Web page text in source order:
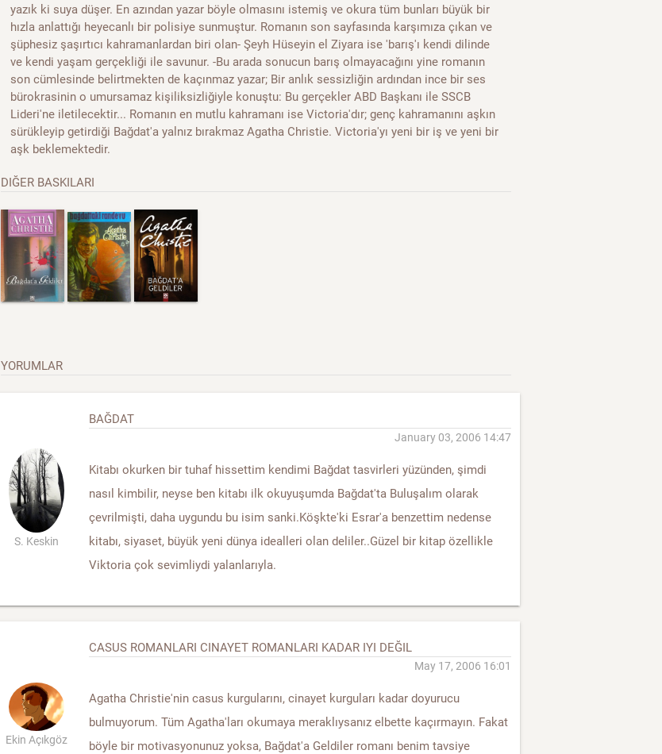
yazık ki suya düşer. En azından yazar böyle olmasını istemiş ve okura tüm bunları büyük bir
hızla anlattığı heyecanlı bir polisiye sunmuştur. Romanın son sayfasında karşımıza çıkan ve
şüphesiz şaşırtıcı kahramanlardan biri olan- Şeyh Hüseyin el Ziyara ise 'barış'ı kendi dilinde
ve kendi yaşam gerçekliği ile savunur. -Bu arada sonucun barış olmayacağını yine romanın
son cümlesinde belirtmekten de kaçınmaz yazar; Bir anlık sessizliğin ardından ince bir ses
bürokrasinin o umursamaz kişiliksizliğiyle konuştu: Bu gerçekler ABD Başkanı ile SSCB
Lideri'ne iletilecektir... Romanın en mutlu kahramanı ise Victoria'dır; genç kahramanını aşkın
sürükleyip getirdiği Bağdat'a yalnız bırakmaz Agatha Christie. Victoria'yı yeni bir iş ve yeni bir
aşk beklemektedir.
DIĞER BASKILARI
YORUMLAR
S. Keskin
BAĞDAT
January 03, 2006 14:47
Kitabı okurken bir tuhaf hissettim kendimi Bağdat tasvirleri yüzünden, şimdi
nasıl kimbilir, neyse ben kitabı ilk okuyuşumda Bağdat'ta Buluşalım olarak
çevrilmişti, daha uygundu bu isim sanki.Köşkte'ki Esrar'a benzettim nedense
kitabı, siyaset, büyük yeni dünya idealleri olan deliler..Güzel bir kitap özellikle
Viktoria çok sevimliydi yalanlarıyla.
Ekin Açıkgöz
CASUS ROMANLARI CINAYET ROMANLARI KADAR IYI DEĞIL
May 17, 2006 16:01
Agatha Christie'nin casus kurgularını, cinayet kurguları kadar doyurucu
bulmuyorum. Tüm Agatha'ları okumaya meraklıysanız elbette kaçırmayın. Fakat
böyle bir motivasyonunuz yoksa, Bağdat'a Geldiler romanı benim tavsiye